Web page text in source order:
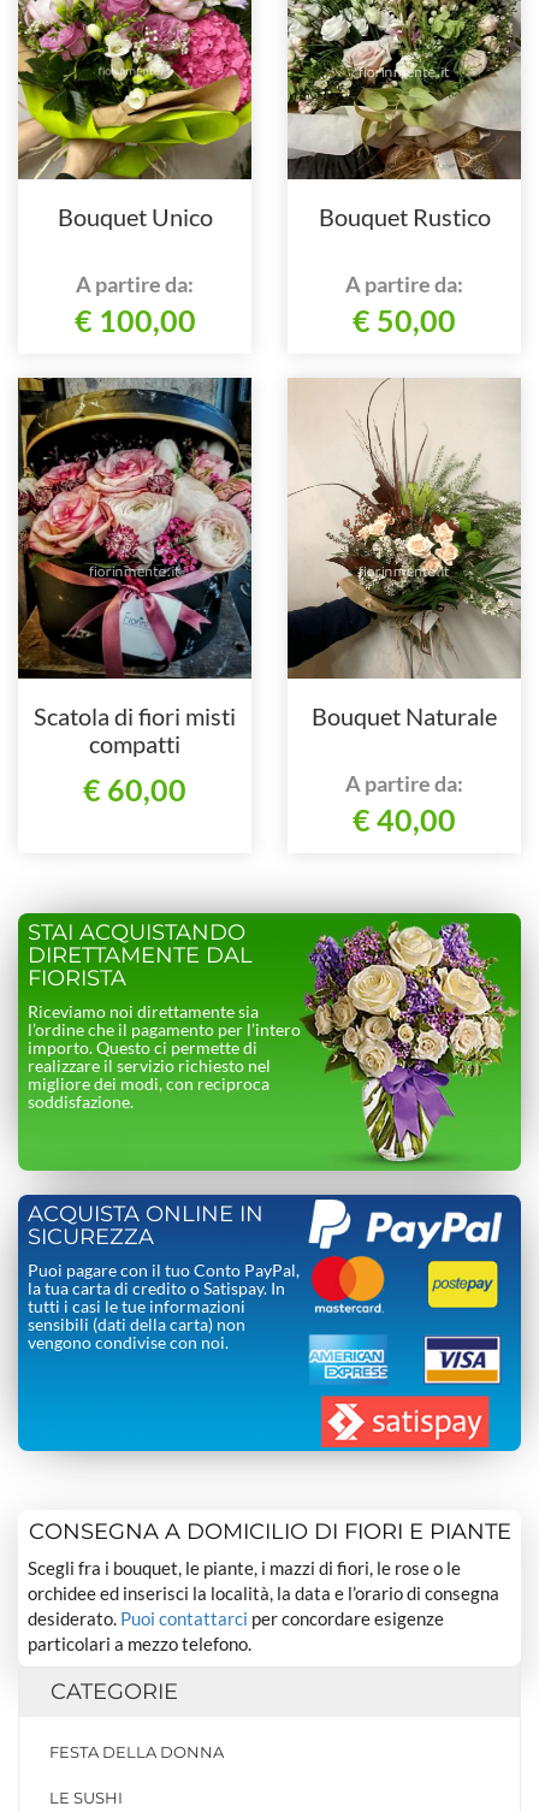
Bouquet Unico
A partire da:
€ 100,00
Bouquet Rustico
A partire da:
€ 50,00
Scatola di fiori misti
compatti
€ 60,00
Bouquet Naturale
A partire da:
€ 40,00
STAI ACQUISTANDO
DIRETTAMENTE DAL
FIORISTA
Riceviamo noi direttamente sia
l’ordine che il pagamento per l’intero
importo. Questo ci permette di
realizzare il servizio richiesto nel
migliore dei modi, con reciproca
soddisfazione.
ACQUISTA ONLINE IN
SICUREZZA
Puoi pagare con il tuo Conto PayPal,
la tua carta di credito o Satispay. In
tutti i casi le tue informazioni
sensibili (dati della carta) non
vengono condivise con noi.
CONSEGNA A DOMICILIO DI FIORI E PIANTE
Scegli fra i bouquet, le piante, i mazzi di fiori, le rose o le
orchidee ed inserisci la località, la data e l’orario di consegna
desiderato. Puoi contattarci per concordare esigenze
particolari a mezzo telefono.
CATEGORIE
FESTA DELLA DONNA
LE SUSHI